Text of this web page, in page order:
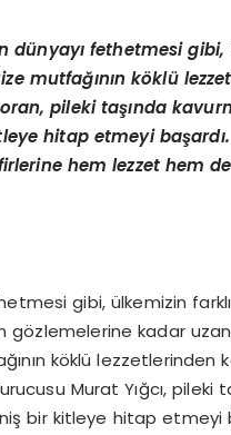
dünyayı fethetmesi gibi,
mutfağının köklü
pileki taşında
hitap etmeyi
hem lezzet hem
gibi, ülkemizin
gözlemelerine kadar
köklü lezzetlerinden
Murat Yığcı, pileki
bir kitleye hitap etmeyi